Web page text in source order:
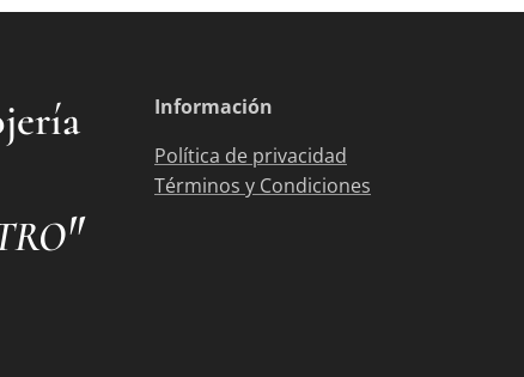
"
Información
Política de privacidad
Términos y Condiciones